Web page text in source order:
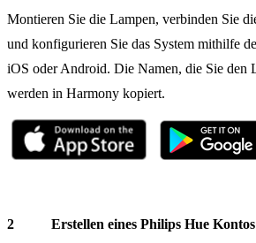
Montieren Sie die Lampen, verbinden Sie
und konfigurieren Sie das System mithilfe
iOS oder Android. Die Namen, die Sie den
werden in Harmony kopiert.
Erstellen eines Philips Hue Kontos